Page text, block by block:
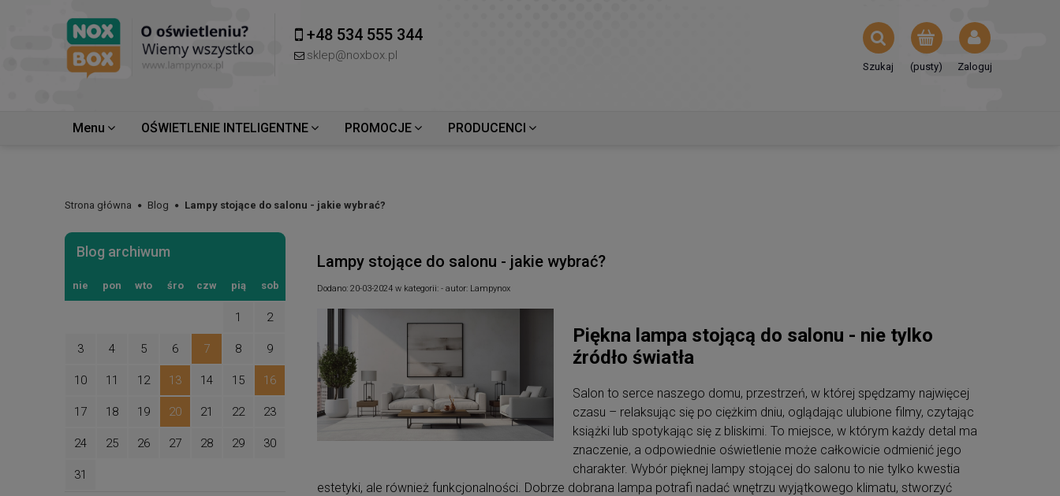
+48 534 555 344
sklep@noxbox.pl
(pusty) Zaloguj
Szukaj
Menu OŚWIETLENIE INTELIGENTNE PROMOCJE PRODUCENCI
Strona główna Blog Lampy stojące do salonu - jakie wybrać?
Blog archiwum
nie pon wto śro czw pią sob
1 2
3 4 5 6 7 8 9
10 11 12 13 14 15 16
17 18 19 20 21 22 23
24 25 26 27 28 29 30
31
Lampy stojące do salonu - jakie wybrać?
Dodano: 20-03-2024 w kategorii: - autor: Lampynox
Piękna lampa stojącą do salonu - nie tylko
źródło światła
Salon to serce naszego domu, przestrzeń, w której spędzamy najwięcej
czasu – relaksując się po ciężkim dniu, oglądając ulubione filmy, czytając
książki lub spotykając się z bliskimi. To miejsce, w którym każdy detal ma
znaczenie, a odpowiednie oświetlenie może całkowicie odmienić jego
charakter. Wybór pięknej lampy stojącej do salonu to nie tylko kwestia
estetyki, ale również funkcjonalności. Dobrze dobrana lampa potrafi nadać wnętrzu wyjątkowego klimatu, stworzyć